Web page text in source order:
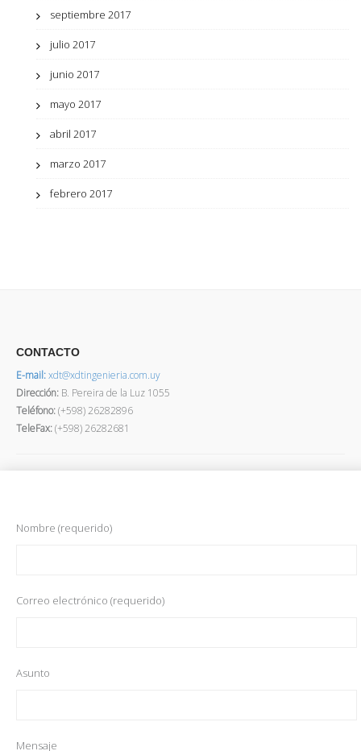
septiembre 2017
julio 2017
junio 2017
mayo 2017
abril 2017
marzo 2017
febrero 2017
CONTACTO
E-mail:xdt@xdtingenieria.com.uy
Dirección: B. Pereira de la Luz 1055
Teléfono:(+598) 26282896
TeleFax:(+598) 26282681
Nombre (requerido)
Correo electrónico (requerido)
Asunto
Mensaje